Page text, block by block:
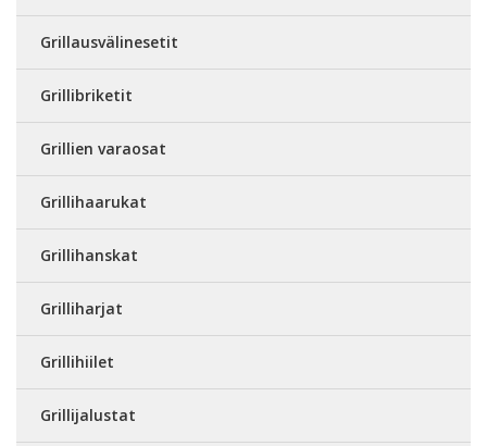
Grillausvälinesetit
Grillibriketit
Grillien varaosat
Grillihaarukat
Grillihanskat
Grilliharjat
Grillihiilet
Grillijalustat